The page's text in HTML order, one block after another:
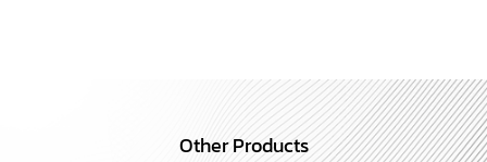
Other Products